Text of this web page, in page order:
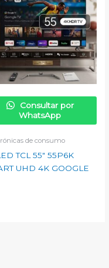
Consultar por
WhatsApp
de consumo
TCL 55″ 55P6K
UHD 4K GOOGLE